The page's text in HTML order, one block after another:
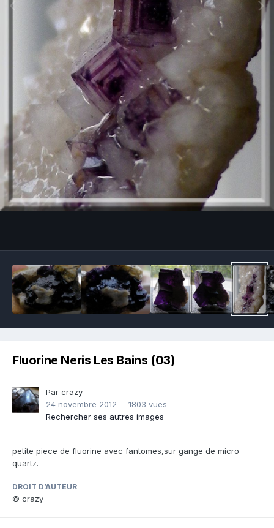
Fluorine Neris Les Bains (03)
Par crazy
24 novembre 2012
1803 vues
Rechercher ses autres images
petite piece de fluorine avec fantomes,sur gange de micro
quartz.
DROIT D’AUTEUR
© crazy